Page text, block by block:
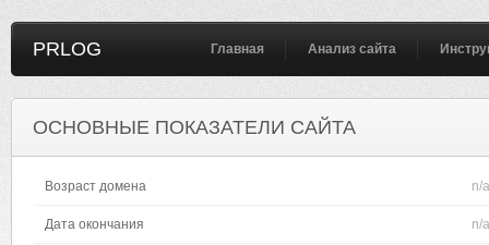
PRLOG Главная Анализ сайта
ОСНОВНЫЕ ПОКАЗАТЕЛИ САЙТА
Возраст домена n/a
Дата окончания n/a